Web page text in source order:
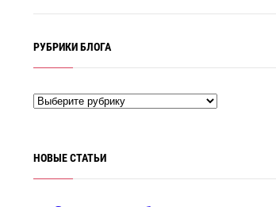
РУБРИКИ БЛОГА
НОВЫЕ СТАТЬИ